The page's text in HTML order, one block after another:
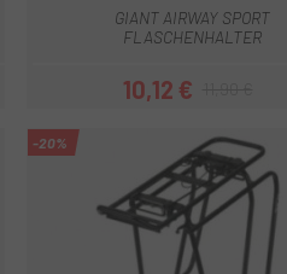
GIANT AIRWAY SPORT
FLASCHENHALTER
Preis
10,12 €Regulärer
-20%